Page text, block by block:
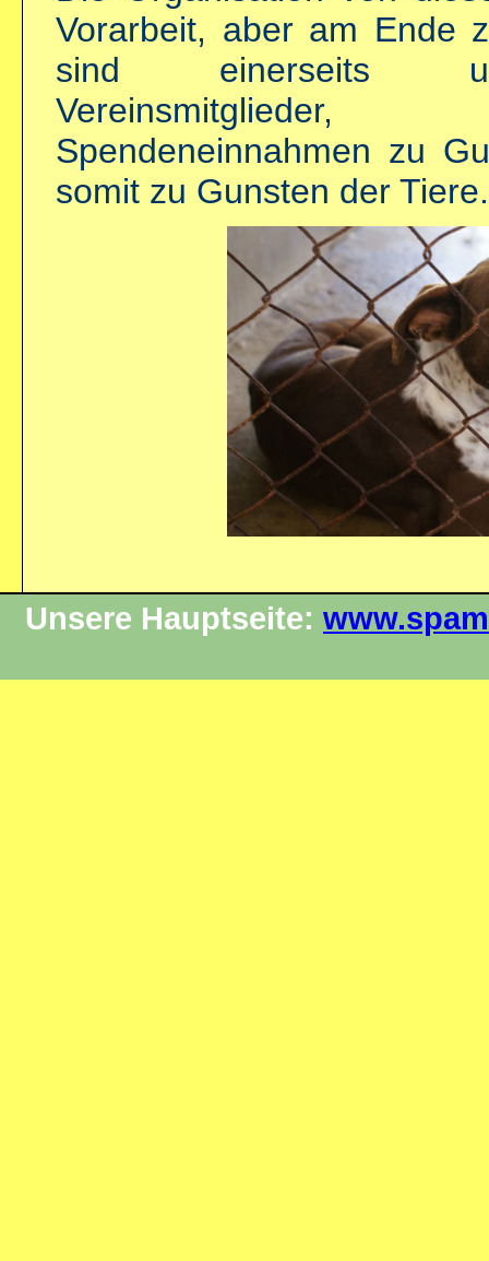
Vorarbeit, aber am Ende
sind einerseits
Spendeneinnahmen zu
somit zu Gunsten der Tiere.
Unsere Hauptseite: